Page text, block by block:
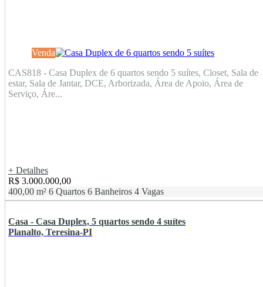
Venda
CAS818 - Casa Duplex de 6 quartos sendo 5 suítes, Closet, Sala de
estar, Sala de Jantar, DCE, Arborizada, Área de Apoio, Área de
Serviço, Áre...
+ Detalhes
R$ 3.000.000,00
400,00 m² 6 Quartos 6 Banheiros 4 Vagas
Casa - Casa Duplex, 5 quartos sendo 4 suítes
Planalto, Teresina-PI